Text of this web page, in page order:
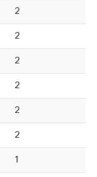
2
2
2
2
2
2
1